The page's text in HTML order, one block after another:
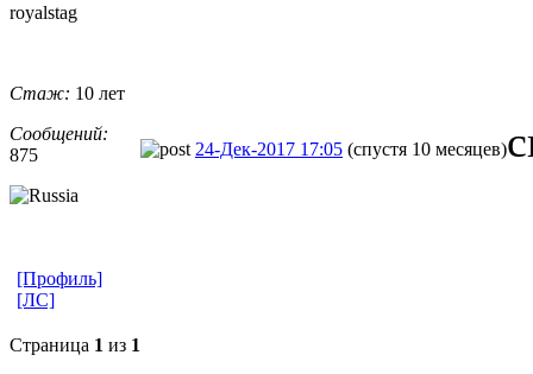
royalstag
Стаж: 10 лет
Сообщений:
875
24-Дек-2017 17:05 (спустя 10 месяцев)
[Профиль]
[ЛС]
Страница 1 из 1